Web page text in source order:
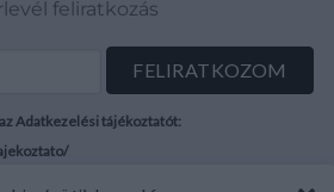
feliratkozás
Adatkezelési tájékoztatót: